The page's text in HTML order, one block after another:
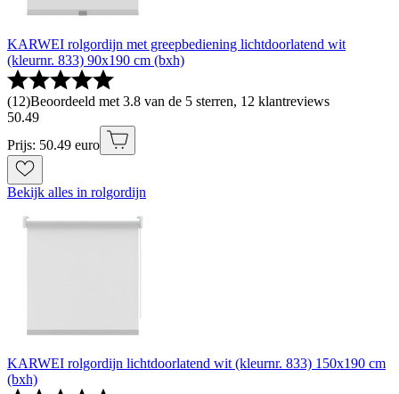
KARWEI rolgordijn met greepbediening lichtdoorlatend wit
(kleurnr. 833) 90x190 cm (bxh)
(12)Beoordeeld met 3.8 van de 5 sterren, 12 klantreviews
50.49
Prijs: 50.49 euro
Bekijk alles in rolgordijn
KARWEI rolgordijn lichtdoorlatend wit (kleurnr. 833) 150x190 cm
(bxh)